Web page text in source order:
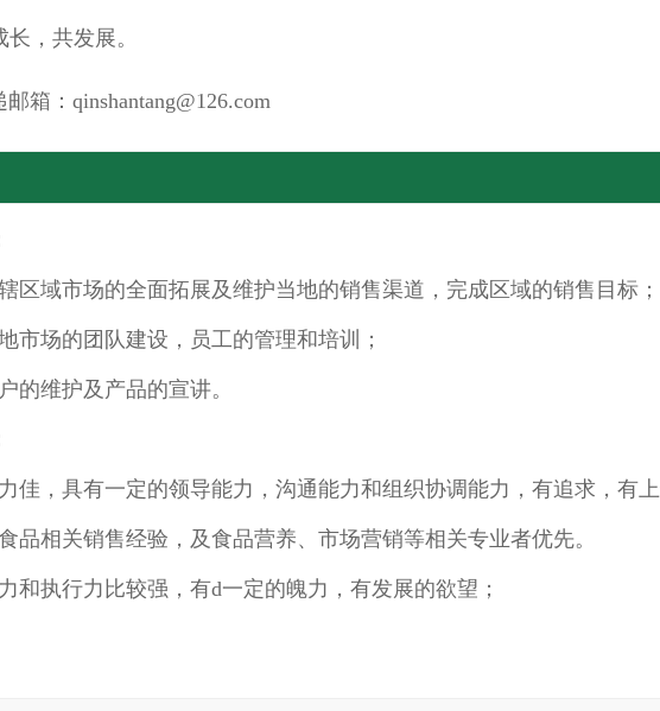
，共发展。
：qinshantang@126.com
区域市场的全面拓展及维护当地的销售渠道，完成区域的销售目标；
市场的团队建设，员工的管理和培训；
的维护及产品的宣讲。
佳，具有一定的领导能力，沟通能力和组织协调能力，有追求，有上
品相关销售经验，及食品营养、市场营销等相关专业者优先。
和执行力比较强，有d一定的魄力，有发展的欲望；